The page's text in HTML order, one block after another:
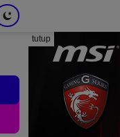
tutup